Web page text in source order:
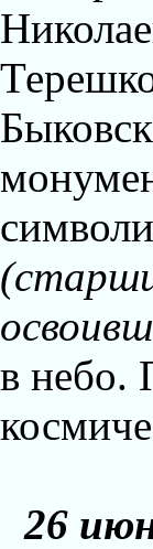
в небо.
26